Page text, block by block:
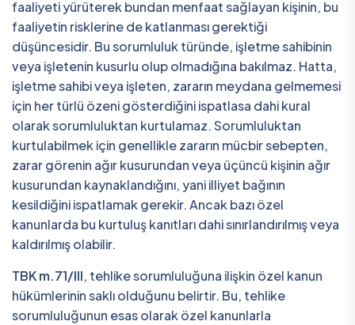
faaliyeti yürüterek bundan menfaat sağlayan kişinin, bu
faaliyetin risklerine de katlanması gerektiği
düşüncesidir. Bu sorumluluk türünde, işletme sahibinin
veya işletenin kusurlu olup olmadığına bakılmaz. Hatta,
işletme sahibi veya işleten, zararın meydana gelmemesi
için her türlü özeni gösterdiğini ispatlasa dahi kural
olarak sorumluluktan kurtulamaz. Sorumluluktan
kurtulabilmek için genellikle zararın mücbir sebepten,
zarar görenin ağır kusurundan veya üçüncü kişinin ağır
kusurundan kaynaklandığını, yani illiyet bağının
kesildiğini ispatlamak gerekir. Ancak bazı özel
kanunlarda bu kurtuluş kanıtları dahi sınırlandırılmış veya
kaldırılmış olabilir.
TBK m.71/III, tehlike sorumluluğuna ilişkin özel kanun
hükümlerinin saklı olduğunu belirtir. Bu, tehlike
sorumluluğunun esas olarak özel kanunlarla